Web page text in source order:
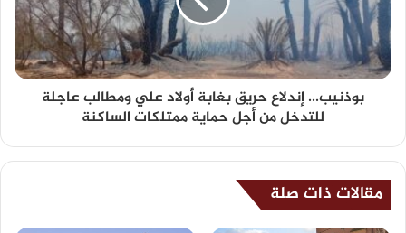
بوذنيب... إندلاع حريق بغابة أولاد علي ومطالب عاجلة
للتدخل من أجل حماية ممتلكات الساكنة
مقالات ذات صلة